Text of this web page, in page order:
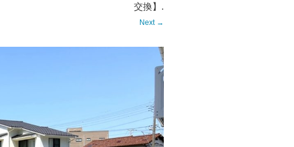
交換】 .
Next →